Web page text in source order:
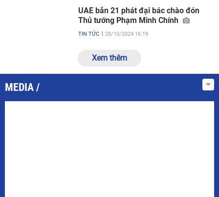
UAE bắn 21 phát đại bác chào đón
Thủ tướng Phạm Minh Chính
TIN TỨC 28/10/2024 16:19
Xem thêm
MEDIA